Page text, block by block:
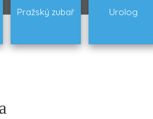
Pražský zubař Urolog